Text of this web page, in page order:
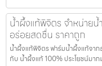
น้ำผึ้งแท้พิจิตร จำหน่าย
อร่อยสดชื่น ราคาถูก
น้ำผึ้งแท้พิจิตร ฟาร์มน้ำผึ้งแท้จา
กับ น้ำผึ้งแท้ 100% ประโยชน์มาก